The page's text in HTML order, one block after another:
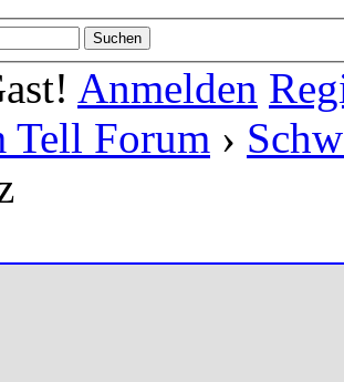
Anmelden
Tell Forum ›